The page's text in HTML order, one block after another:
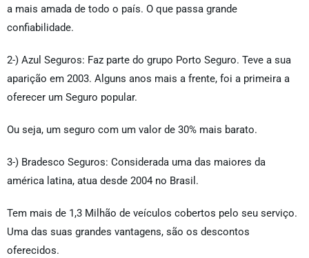
a mais amada de todo o país. O que passa grande
confiabilidade.
2-) Azul Seguros: Faz parte do grupo Porto Seguro. Teve a sua
aparição em 2003. Alguns anos mais a frente, foi a primeira a
oferecer um Seguro popular.
Ou seja, um seguro com um valor de 30% mais barato.
3-) Bradesco Seguros: Considerada uma das maiores da
américa latina, atua desde 2004 no Brasil.
Tem mais de 1,3 Milhão de veículos cobertos pelo seu serviço.
Uma das suas grandes vantagens, são os descontos
oferecidos.